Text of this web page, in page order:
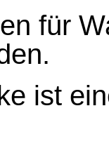
für
ist